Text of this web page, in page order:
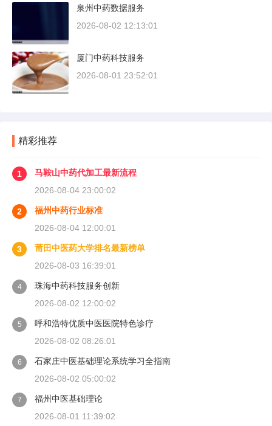
泉州中药数据服务
2026-08-02 12:13:01
厦门中药科技服务
2026-08-01 23:52:01
精彩推荐
1
马鞍山中药代加工最新流程
2026-08-04 23:00:02
2
福州中药行业标准
2026-08-04 12:00:01
3
莆田中医药大学排名最新榜单
2026-08-03 16:39:01
4
珠海中药科技服务创新
2026-08-02 12:00:02
5
呼和浩特优质中医医院特色诊疗
2026-08-02 08:26:01
6
石家庄中医基础理论系统学习全指南
2026-08-02 05:00:02
7
福州中医基础理论
2026-08-01 11:39:02